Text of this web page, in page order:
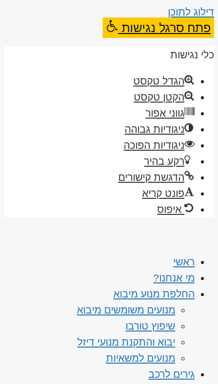
דילוג לתוכן
פתח סרגל נגישות
כלי נגישות
הגדל טקסט
הקטן טקסט
גווני אפור
ניגודיות גבוהה
ניגודיות הפוכה
רקע בהיר
הדגשת קישורים
פונט קריא
איפוס
ראשי
מי אנחנו?
החלפת מנוע מיבוא
מנועים משומשים מיבוא
שיפוץ טורבו
יבוא והתקנת מנועי דיזל
מנועים למשאיות
גירים לרכב